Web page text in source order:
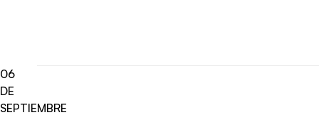
06
DE
SEPTIEMBRE